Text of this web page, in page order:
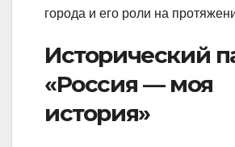
города и его роли на
Исторический
«Россия — моя
история»